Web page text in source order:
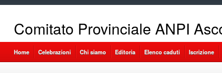
Comitato Provinciale ANPI
Home Celebrazioni Chi siamo Editoria Elenco caduti Iscrizione